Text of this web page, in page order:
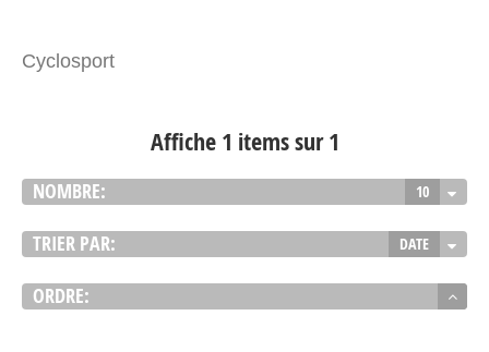
Cyclosport
Affiche 1 items sur 1
NOMBRE: 10
TRIER PAR: DATE
ORDRE: